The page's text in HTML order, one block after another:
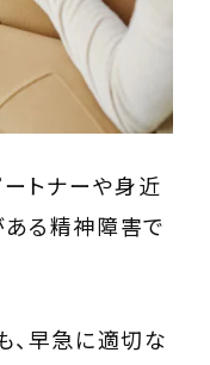
ートナーや身近
る精神障害で
、早急に適切な